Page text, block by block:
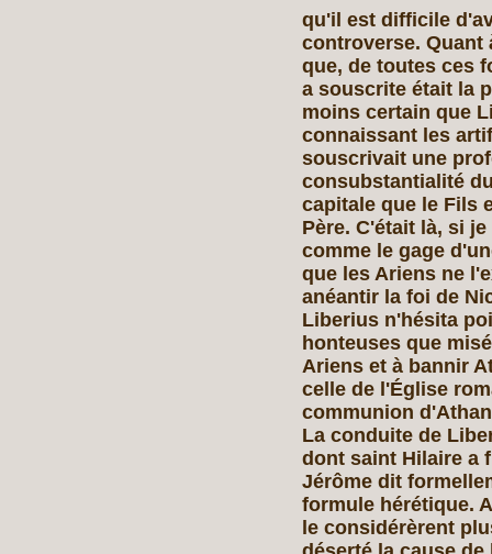
qu'il est difficile
controverse. Quant
que, de toutes ces
a souscrite était la
moins certain que
connaissant les
souscrivait une
consubstantialité
capitale que le Fils
Père. C'était là, si
comme le gage
que les Ariens ne
anéantir la foi de
Liberius n'hésita
honteuses que
Ariens et à bannir
celle de l'Église
communion
La conduite de
dont saint Hilaire a
Jérôme dit
formule hérétique.
le considérèrent